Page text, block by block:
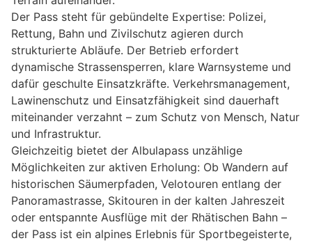
Der Pass steht für gebündelte Expertise: Polizei,
Rettung, Bahn und Zivilschutz agieren durch
strukturierte Abläufe. Der Betrieb erfordert
dynamische Strassensperren, klare Warnsysteme und
dafür geschulte Einsatzkräfte. Verkehrsmanagement,
Lawinenschutz und Einsatzfähigkeit sind dauerhaft
miteinander verzahnt – zum Schutz von Mensch, Natur
und Infrastruktur.
Gleichzeitig bietet der Albulapass unzählige
Möglichkeiten zur aktiven Erholung: Ob Wandern auf
historischen Säumerpfaden, Velotouren entlang der
Panoramastrasse, Skitouren in der kalten Jahreszeit
oder entspannte Ausflüge mit der Rhätischen Bahn –
der Pass ist ein alpines Erlebnis für Sportbegeisterte,